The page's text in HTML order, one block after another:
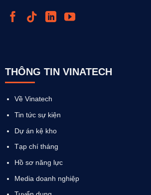
THÔNG TIN VINATECH
Về Vinatech
Tin tức sự kiện
Dự án kệ kho
Tạp chí tháng
Hồ sơ năng lực
Media doanh nghiệp